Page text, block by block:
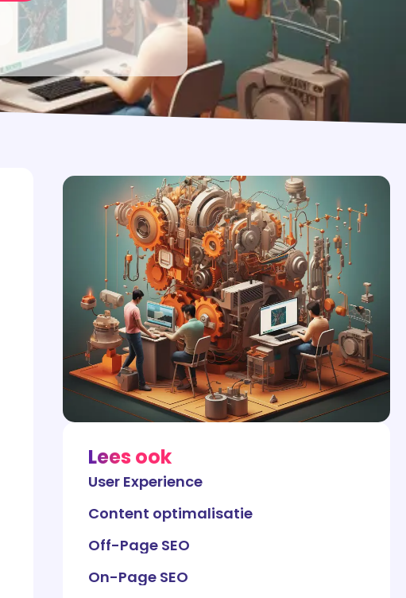
Lees ook
User Experience
Content optimalisatie
Off-Page SEO
On-Page SEO